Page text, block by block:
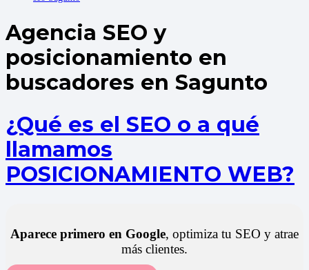
Agencia SEO y
posicionamiento en
buscadores en Sagunto
¿Qué es el SEO o a qué
llamamos
POSICIONAMIENTO WEB?
Aparece primero en Google, optimiza tu SEO y atrae
más clientes.